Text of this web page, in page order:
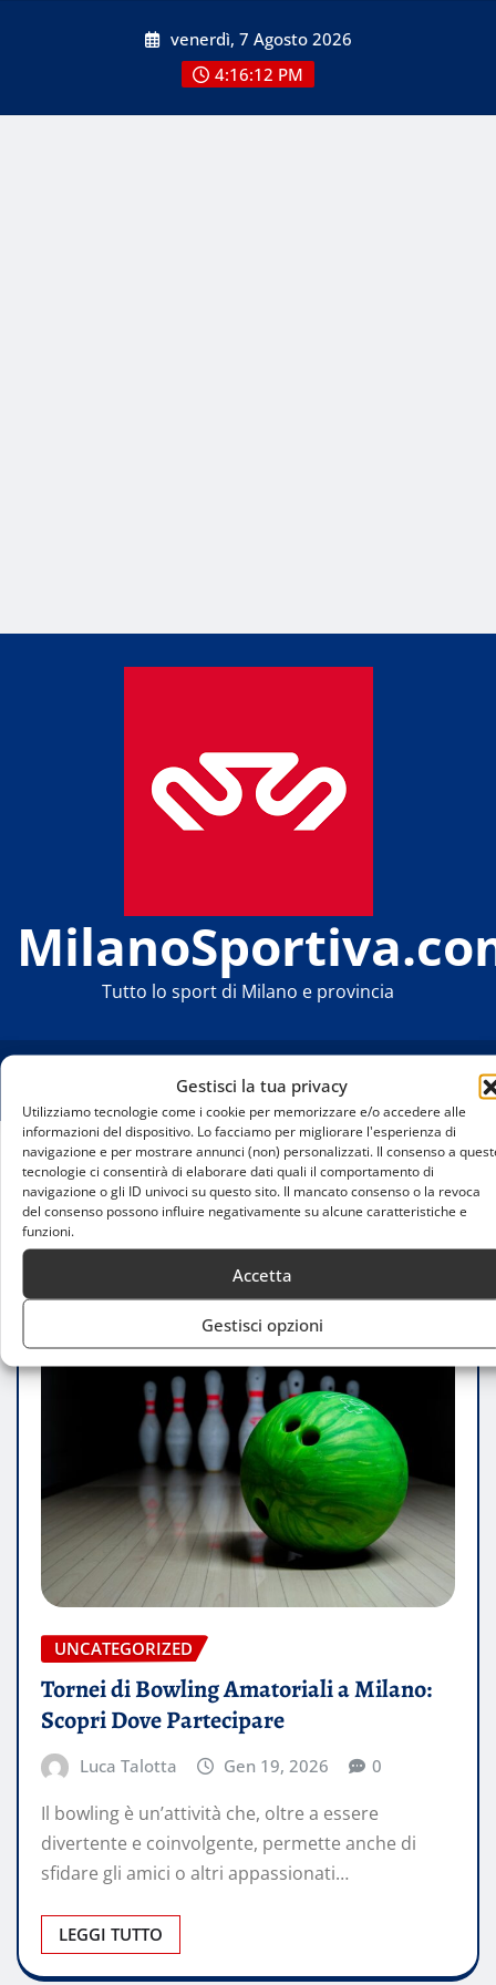
Gestisci la tua privacy
Utilizziamo tecnologie come i cookie per memorizzare e/o accedere alle
informazioni del dispositivo. Lo facciamo per migliorare l'esperienza di
navigazione e per mostrare annunci (non) personalizzati. Il consenso a
tecnologie ci consentirà di elaborare dati quali il comportamento di
navigazione o gli ID univoci su questo sito. Il mancato consenso o la revoca
del consenso possono influire negativamente su alcune caratteristiche e
funzioni.
Accetta
Gestisci opzioni
venerdì, 7 Agosto 2026
4:16:12 PM
Tutto lo sport di Milano e provincia
Home
Tornei di Bowling Amatoriali a Milano: Scopri Dove
Partecipare
UNCATEGORIZED
Tornei di Bowling Amatoriali a Milano:
Scopri Dove Partecipare
Luca Talotta Gen 19, 2026 0
Il bowling è un’attività che, oltre a essere
divertente e coinvolgente, permette anche di
sfidare gli amici o altri appassionati…
LEGGI TUTTO